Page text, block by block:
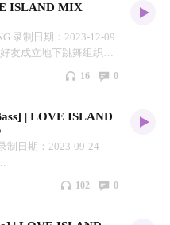
听到每周演出艺术家的
作之余的舒适庇护所。
听到动听音乐；我们将
Island电台你能听到每
也是您在繁忙工作之余
ISLAND MIX
录制日期：2023-12-09
友成立地下跳舞组织间
一。无性别，无情无义，
不经意见穿插于R&B的
（爱之岛）是SILK和三
末下午合作的音乐分享
后的概念，在咖啡店小
；我们将下午活动搬到线
能听到每周演出艺术家的
16 0
| LOVE ISLAND
制日期：2023-09-24
Trip咖啡在每周末下午
102 0